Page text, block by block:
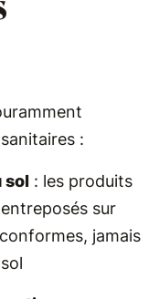
:
sol : les produits
sur
jamais